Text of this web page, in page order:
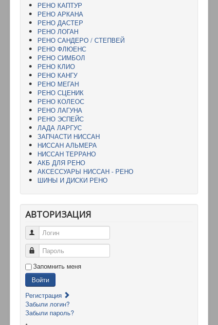
РЕНО КАПТУР
РЕНО АРКАНА
РЕНО ДАСТЕР
РЕНО ЛОГАН
РЕНО САНДЕРО / СТЕПВЕЙ
РЕНО ФЛЮЕНС
РЕНО СИМБОЛ
РЕНО КЛИО
РЕНО КАНГУ
РЕНО МЕГАН
РЕНО СЦЕНИК
РЕНО КОЛЕОС
РЕНО ЛАГУНА
РЕНО ЭСПЕЙС
ЛАДА ЛАРГУС
ЗАПЧАСТИ НИССАН
НИССАН АЛЬМЕРА
НИССАН ТЕРРАНО
АКБ ДЛЯ РЕНО
АКСЕССУАРЫ НИССАН - РЕНО
ШИНЫ И ДИСКИ РЕНО
АВТОРИЗАЦИЯ
Логин
Пароль
Запомнить меня
Войти
Регистрация
Забыли логин?
Забыли пароль?